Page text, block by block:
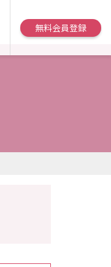
無料会員登録